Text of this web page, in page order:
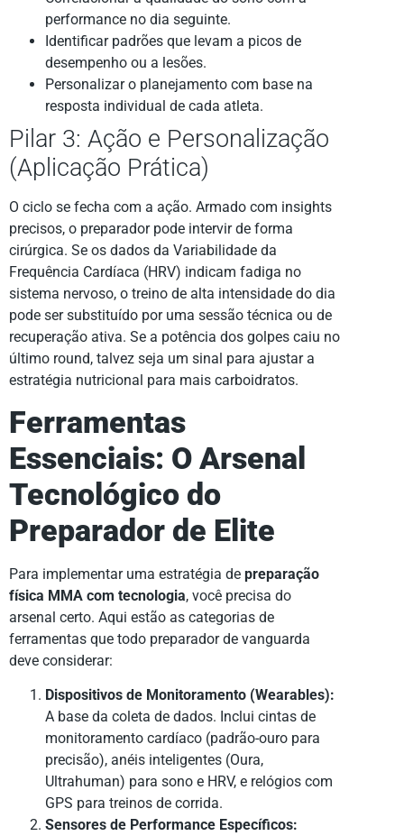
performance no dia seguinte.
Identificar padrões que levam a picos de
desempenho ou a lesões.
Personalizar o planejamento com base na
resposta individual de cada atleta.
Pilar 3: Ação e Personalização
(Aplicação Prática)
O ciclo se fecha com a ação. Armado com insights
precisos, o preparador pode intervir de forma
cirúrgica. Se os dados da Variabilidade da
Frequência Cardíaca (HRV) indicam fadiga no
sistema nervoso, o treino de alta intensidade do dia
pode ser substituído por uma sessão técnica ou de
recuperação ativa. Se a potência dos golpes caiu no
último round, talvez seja um sinal para ajustar a
estratégia nutricional para mais carboidratos.
Ferramentas
Essenciais: O Arsenal
Tecnológico do
Preparador de Elite
Para implementar uma estratégia de preparação
física MMA com tecnologia, você precisa do
arsenal certo. Aqui estão as categorias de
ferramentas que todo preparador de vanguarda
deve considerar:
Dispositivos de Monitoramento (Wearables):
A base da coleta de dados. Inclui cintas de
monitoramento cardíaco (padrão-ouro para
precisão), anéis inteligentes (Oura,
Ultrahuman) para sono e HRV, e relógios com
GPS para treinos de corrida.
Sensores de Performance Específicos: